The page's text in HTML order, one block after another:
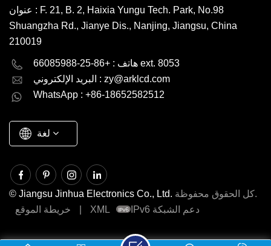
عنوان : F. 21, B. 2, Haixia Yungu Tech. Park, No.98
Shuangzha Rd., Jianye Dis., Nanjing, Jiangsu, China
210019
هاتف : +86-25-66085988 ext. 8053
البريد الإلكتروني : zy@arklcd.com
WhatsApp : +86-18652582512
لغة
English Deutsch
русский español
العربية
© Jiangsu Jinhua Electronics Co., Ltd.
كل الحقوق محفوظة.
خريطة الموقع
XML IPv6 دعم الشبكة